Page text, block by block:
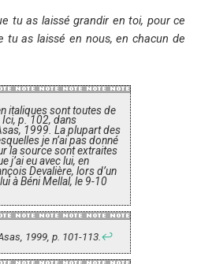
tu as laissé grandir en toi, pour ce
tu as laissé en nous, en chacun de
italiques sont toutes de
p. 102, dans
1999. La plupart des
je n’ai pas donné
la source sont extraites
j’ai eu avec lui, en
Devalière, lors d’un
à Béni Mellal, le 9-10
Asas, 1999, p. 101-113. ↩